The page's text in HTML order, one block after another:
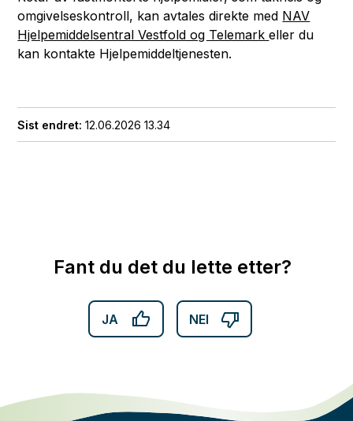
omgivelseskontroll, kan avtales direkte med NAV
Hjelpemiddelsentral Vestfold og Telemarkeller du
kan kontakte Hjelpemiddeltjenesten.
Sist endret 12.06.2026 13.34
Fant du det du lette etter?
JA NEI